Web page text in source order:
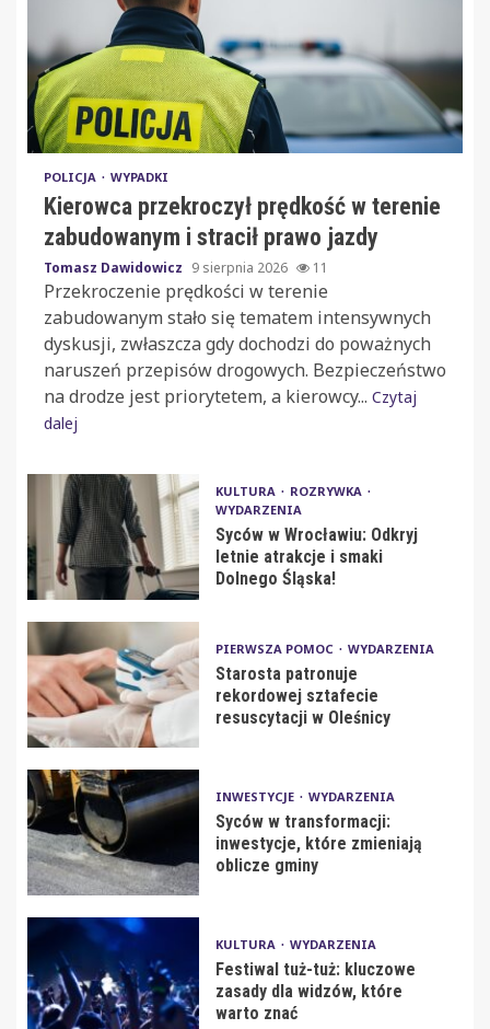
POLICJA WYPADKI
Kierowca przekroczył prędkość w terenie
zabudowanym i stracił prawo jazdy
Tomasz Dawidowicz 9 sierpnia 2026 11
Przekroczenie prędkości w terenie
zabudowanym stało się tematem intensywnych
dyskusji, zwłaszcza gdy dochodzi do poważnych
naruszeń przepisów drogowych. Bezpieczeństwo
na drodze jest priorytetem, a kierowcy... Czytaj
dalej
KULTURA
ROZRYWKA
WYDARZENIA
Syców w Wrocławiu: Odkryj
letnie atrakcje i smaki
Dolnego Śląska!
PIERWSZA POMOC WYDARZENIA
Starosta patronuje
rekordowej sztafecie
resuscytacji w Oleśnicy
INWESTYCJE WYDARZENIA
Syców w transformacji:
inwestycje, które zmieniają
oblicze gminy
KULTURA WYDARZENIA
Festiwal tuż-tuż: kluczowe
zasady dla widzów, które
warto znać